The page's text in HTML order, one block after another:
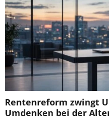
Rentenreform zwingt
Umdenken bei der